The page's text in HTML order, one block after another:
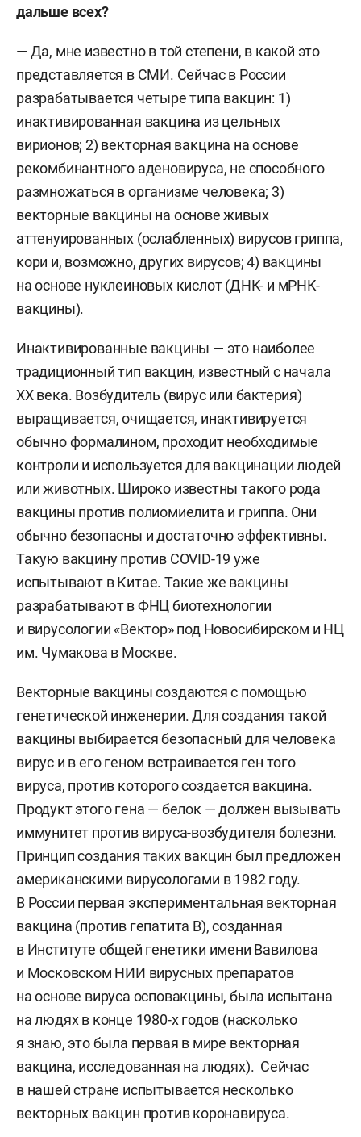
дальше всех?
— Да, мне известно в той степени, в какой это
представляется в СМИ. Сейчас в России
разрабатывается четыре типа вакцин: 1)
инактивированная вакцина из цельных
вирионов; 2) векторная вакцина на основе
рекомбинантного аденовируса, не способного
размножаться в организме человека; 3)
векторные вакцины на основе живых
аттенуированных (ослабленных) вирусов гриппа,
кори и, возможно, других вирусов; 4) вакцины
на основе нуклеиновых кислот (ДНК- и мРНК-
вакцины).
Инактивированные вакцины — это наиболее
традиционный тип вакцин, известный с начала
ХХ века. Возбудитель (вирус или бактерия)
выращивается, очищается, инактивируется
обычно формалином, проходит необходимые
контроли и используется для вакцинации людей
или животных. Широко известны такого рода
вакцины против полиомиелита и гриппа. Они
обычно безопасны и достаточно эффективны.
Такую вакцину против COVID-19 уже
испытывают в Китае. Такие же вакцины
разрабатывают в ФНЦ биотехнологии
и вирусологии «Вектор» под Новосибирском и НЦ
им. Чумакова в Москве.
Векторные вакцины создаются с помощью
генетической инженерии. Для создания такой
вакцины выбирается безопасный для человека
вирус и в его геном встраивается ген того
вируса, против которого создается вакцина.
Продукт этого гена — белок — должен вызывать
иммунитет против вируса-возбудителя болезни.
Принцип создания таких вакцин был предложен
американскими вирусологами в 1982 году.
В России первая экспериментальная векторная
вакцина (против гепатита В), созданная
в Институте общей генетики имени Вавилова
и Московском НИИ вирусных препаратов
на основе вируса осповакцины, была испытана
на людях в конце 1980-х годов (насколько
я знаю, это была первая в мире векторная
вакцина, исследованная на людях). Сейчас
в нашей стране испытывается несколько
векторных вакцин против коронавируса.